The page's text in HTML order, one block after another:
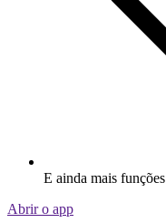
E ainda mais funções
Abrir o app